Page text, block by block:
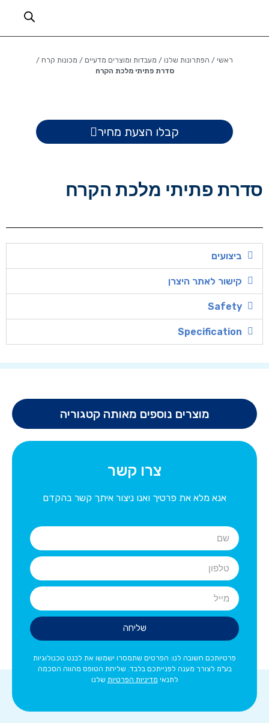
סדרת פתיתי מלכת הקרח
ביצועים
קישור לאתר היצרן
Safety
Specification
ראשי / הפתרונות שלנו / מעבדות ומוצרים מדעיים / מכונות קרח /
סדרת פתיתי מלכת הקרח
קבלו הצעת מחיר
מוצרים נוספים מאותה קטגוריה
צרו קשר
אנא מלא את פרטיך ואנו ניצור איתך קשר בהקדם
שליחה
פרטיותכם חשובה לנו: הפרטים שתמסרו ישמשו את לבנט טכנולוגיות
בע"מ לצורך מענה לפנייתכם בלבד. שליחת הטופס מהווה הסכמה
לתנאי מדיניות הפרטיות שלנו